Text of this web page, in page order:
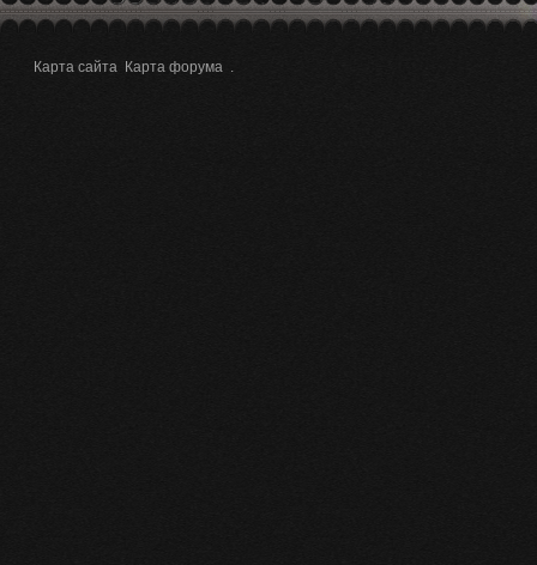
Карта сайта Карта форума